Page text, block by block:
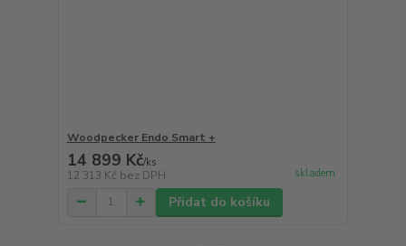
Woodpecker Endo Smart +
14 899 Kč/ks
12 313 Kč bez DPH skladem
Přidat do košíku